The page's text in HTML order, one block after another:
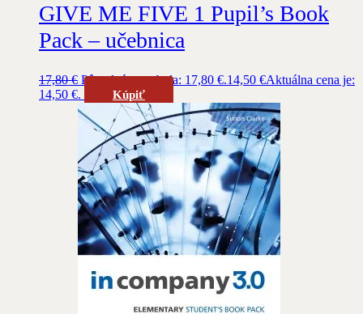
GIVE ME FIVE 1 Pupil’s Book
Pack – učebnica
17,80€ Pôvodná cena bola: 17,80 €.14,50 €Aktuálna cena je:
14,50 €.
Kúpiť